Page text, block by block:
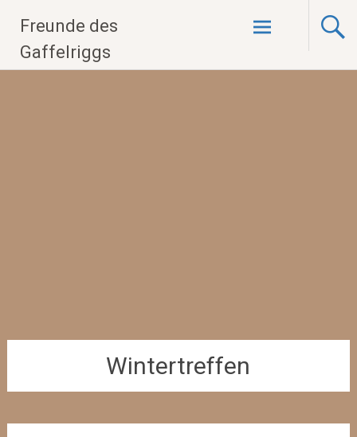
Inhalt
springen
Freunde des
Gaffelriggs
Wintertreffen